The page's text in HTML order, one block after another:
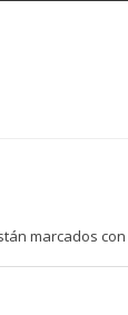
marcados con